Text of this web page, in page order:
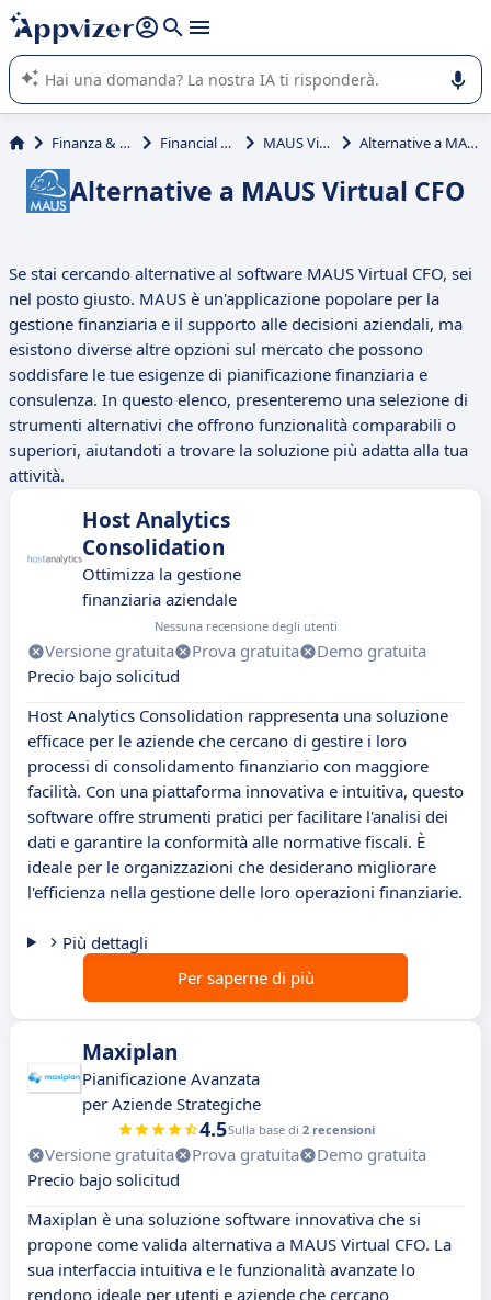
righe con
shift + enter
L'IA di Appvizer vi guida nell'utilizzo o nella scelta di un
software SaaS per la vostra azienda.
Finanza & contabilità Financial Reporting MAUS Virtual CFO Alternative a MAUS Virtual CFO
Alternative a MAUS Virtual CFO
Se stai cercando alternative al software MAUS Virtual CFO, sei
nel posto giusto. MAUS è un'applicazione popolare per la
gestione finanziaria e il supporto alle decisioni aziendali, ma
esistono diverse altre opzioni sul mercato che possono
soddisfare le tue esigenze di pianificazione finanziaria e
consulenza. In questo elenco, presenteremo una selezione di
strumenti alternativi che offrono funzionalità comparabili o
superiori, aiutandoti a trovare la soluzione più adatta alla tua
attività.
Host Analytics
Consolidation
Ottimizza la gestione
finanziaria aziendale
Nessuna recensione degli utenti
Versione gratuita Prova gratuita
Demo gratuita
Precio bajo solicitud
Host Analytics Consolidation rappresenta una soluzione
efficace per le aziende che cercano di gestire i loro
processi di consolidamento finanziario con maggiore
facilità. Con una piattaforma innovativa e intuitiva, questo
software offre strumenti pratici per facilitare l'analisi dei
dati e garantire la conformità alle normative fiscali. È
ideale per le organizzazioni che desiderano migliorare
l'efficienza nella gestione delle loro operazioni finanziarie.
Più dettagli
Per saperne di più
Maxiplan
Pianificazione Avanzata
per Aziende Strategiche
4.5Sulla base di 2 recensioni
Versione gratuita Prova gratuita
Demo gratuita
Precio bajo solicitud
Maxiplan è una soluzione software innovativa che si
propone come valida alternativa a MAUS Virtual CFO. La
sua interfaccia intuitiva e le funzionalità avanzate lo
rendono ideale per utenti e aziende che cercano